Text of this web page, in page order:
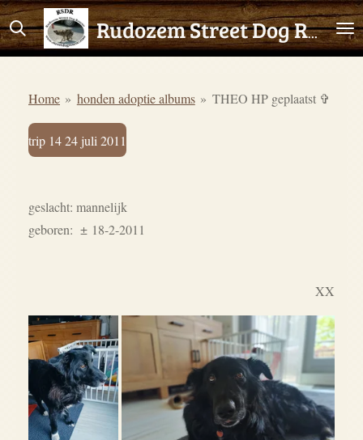
Ga
direct
hoofdinhoud
Rudozem Street Dog Rescue
Home » honden adoptie albums » THEO HP geplaatst ✞
trip 14 24 juli 2011
geslacht: mannelijk
geboren: ± 18-2-2011
XX